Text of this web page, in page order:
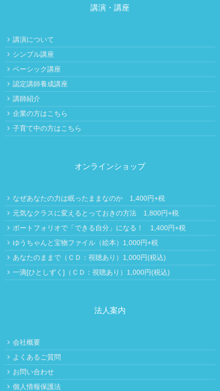
講演・講座
講演について
シンプル講座
ベーシック講座
認定講師養成講座
講師紹介
企業の方はこちら
子育て中の方はこちら
オンラインショップ
なぜあなたの力は眠ったままなのか 1,400円+税
元気なクラスに変えるとっておきの方法 1,800円+税
ポートフォリオで「できる自分」になる！ 1,400円+税
ゆうちゃんと宝物ファイル（絵本）1,000円+税
あなたのままで（ＣＤ：視聴あり）1,000円(税込)
一滴[ひとしずく]（ＣＤ：視聴あり）1,000円(税込)
法人案内
会社概要
よくあるご質問
お問い合わせ
個人情報保護法